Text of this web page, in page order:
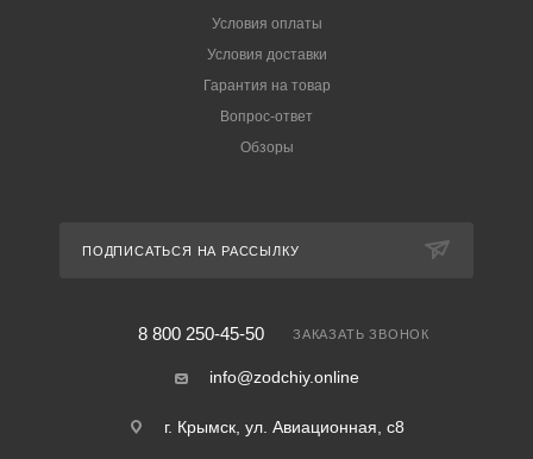
Условия оплаты
Условия доставки
Гарантия на товар
Вопрос-ответ
Обзоры
ПОДПИСАТЬСЯ НА РАССЫЛКУ
8 800 250-45-50 ЗАКАЗАТЬ ЗВОНОК
info@zodchiy.online
г. Крымск, ул. Авиационная, с8